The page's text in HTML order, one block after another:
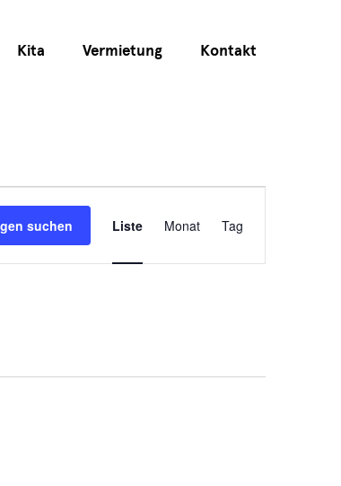
Kita Vermietung Kontakt
suchen
Ansichten-
Liste Monat Tag